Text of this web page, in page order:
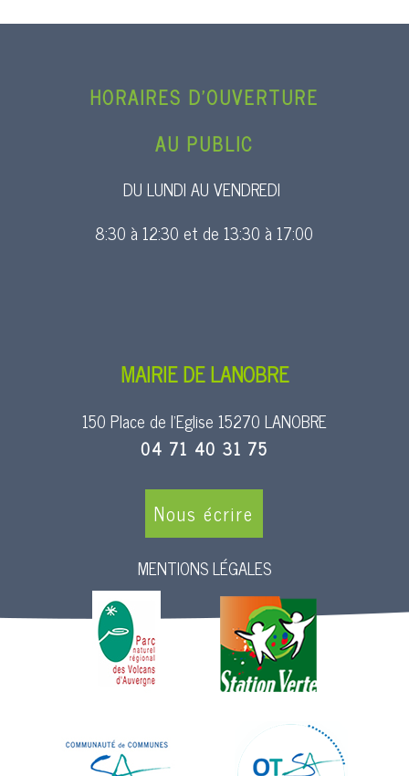
HORAIRES D’OUVERTURE
AU PUBLIC
DU LUNDI AU VENDREDI
8:30 à 12:30 et de 13:30 à 17:00
MAIRIE DE LANOBRE
150 Place de l’Eglise 15270 LANOBRE
04 71 40 31 75
Nous écrire
MENTIONS LÉGALES